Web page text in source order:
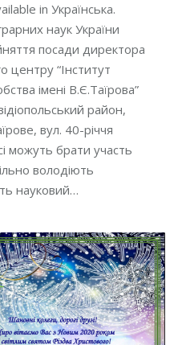
in Українська.
наук України
посади директора
центру “Інститут
імені В.Є.Таїрова”
район,
вул. 40-річчя
можуть брати участь
володіють
науковий…